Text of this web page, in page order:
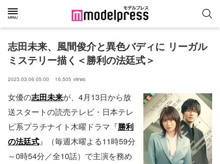
志田未来、風間俊介と異色バディに リーガル
ミステリー描く＜勝利の法廷式＞
2023.03.06 05:00 16,505 views
女優の志田未来が、4月13日から放
送スタートの読売テレビ・日本テレ
ビ系プラチナイト木曜ドラマ『勝利
の法廷式』（毎週木曜よる11時59分
～0時54分／全10話）で主演を務め